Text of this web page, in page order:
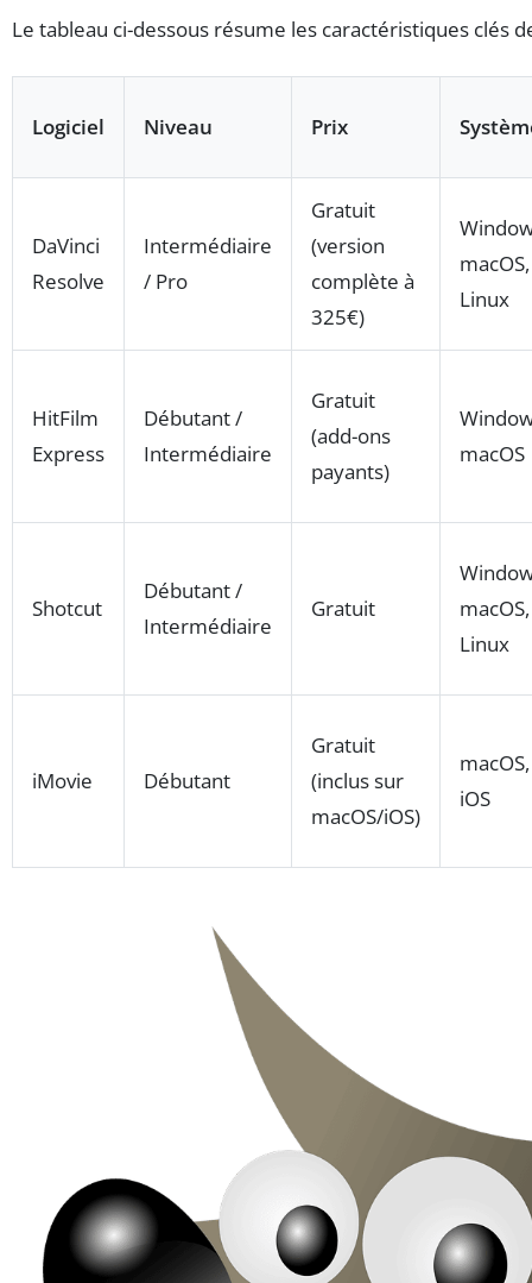
Le tableau ci-dessous résume les caractéristiques clés
Logiciel Niveau Prix
DaVinci
Resolve
Intermédiaire
/ Pro
Gratuit
(version
complète à
325€)
macOS,
Linux
HitFilm
Express
Débutant /
Intermédiaire
Gratuit
(add-ons
payants)
macOS
Shotcut
Débutant /
Intermédiaire
Gratuit
macOS,
Linux
iMovie Débutant
Gratuit
(inclus sur
macOS/iOS)
macOS,
iOS